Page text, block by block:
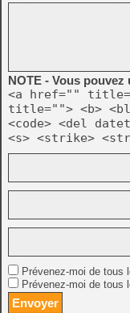
NOTE - Vous
<a href=""
title=""> <b>
<code> <del
<s> <strike>
Prévenez-moi de tous
Prévenez-moi de tous